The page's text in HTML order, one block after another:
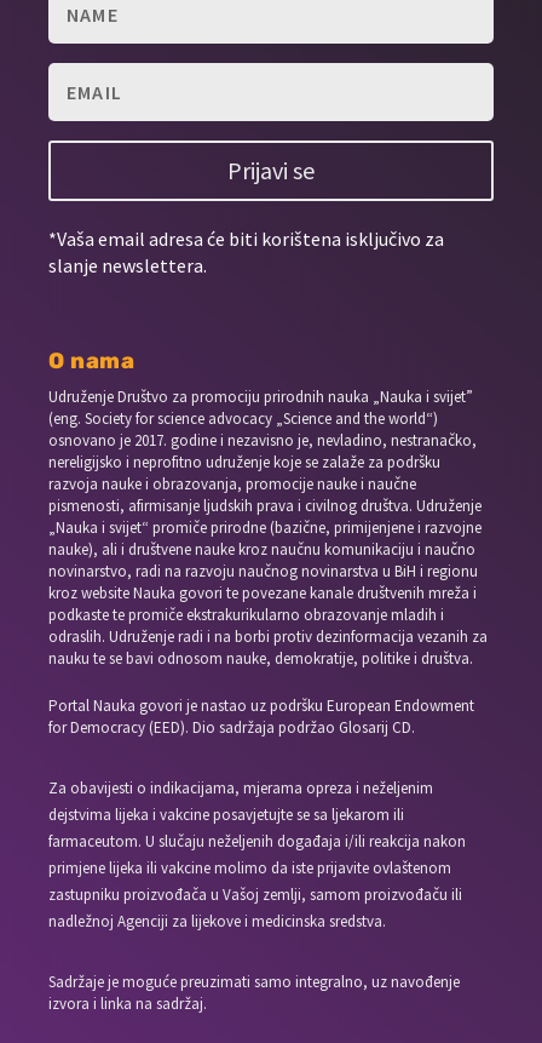
Prijavi se
*Vaša email adresa će biti korištena isključivo za
slanje newslettera.
O nama
Udruženje Društvo za promociju prirodnih nauka „Nauka i svijet”
(eng. Society for science advocacy „Science and the world“)
osnovano je 2017. godine i nezavisno je, nevladino, nestranačko,
nereligijsko i neprofitno udruženje koje se zalaže za podršku
razvoja nauke i obrazovanja, promocije nauke i naučne
pismenosti, afirmisanje ljudskih prava i civilnog društva. Udruženje
„Nauka i svijet“ promiče prirodne (bazične, primijenjene i razvojne
nauke), ali i društvene nauke kroz naučnu komunikaciju i naučno
novinarstvo, radi na razvoju naučnog novinarstva u BiH i regionu
kroz website Nauka govori te povezane kanale društvenih mreža i
podkaste te promiče ekstrakurikularno obrazovanje mladih i
odraslih. Udruženje radi i na borbi protiv dezinformacija vezanih za
nauku te se bavi odnosom nauke, demokratije, politike i društva.
Portal Nauka govori je nastao uz podršku European Endowment
for Democracy (EED). Dio sadržaja podržao Glosarij CD.
Za obavijesti o indikacijama, mjerama opreza i neželjenim
dejstvima lijeka i vakcine posavjetujte se sa ljekarom ili
farmaceutom. U slučaju neželjenih događaja i/ili reakcija nakon
primjene lijeka ili vakcine molimo da iste prijavite ovlaštenom
zastupniku proizvođača u Vašoj zemlji, samom proizvođaču ili
nadležnoj Agenciji za lijekove i medicinska sredstva.
Sadržaje je moguće preuzimati samo integralno, uz navođenje
izvora i linka na sadržaj.